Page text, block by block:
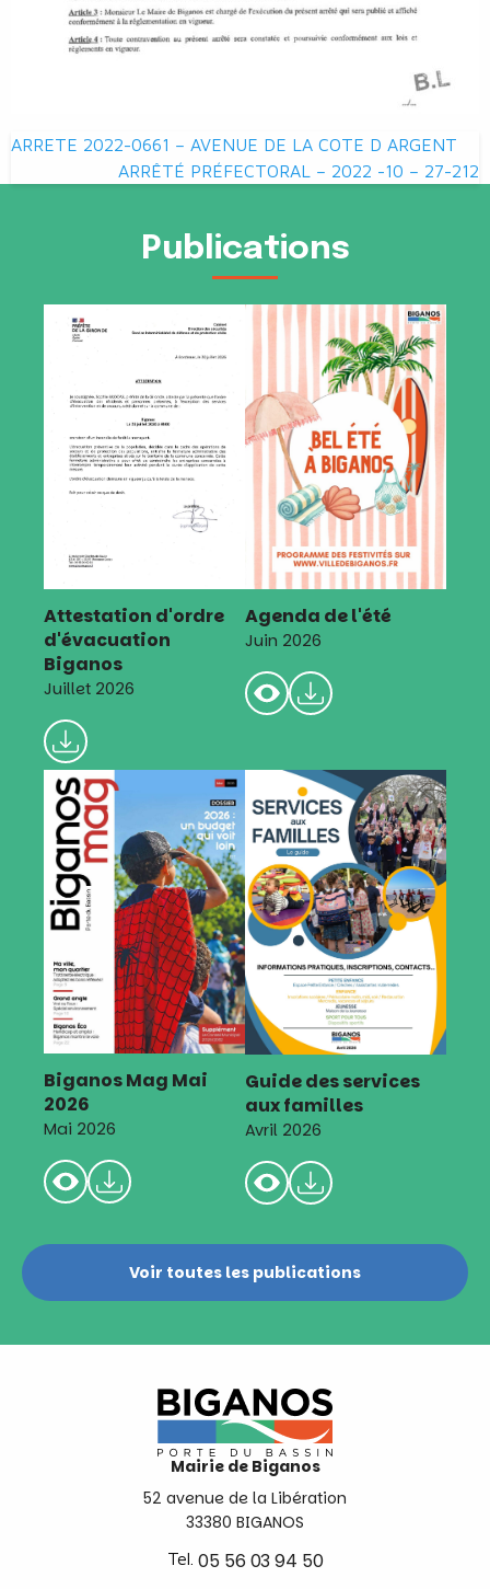
Navigation
de
ARRETE 2022-0661 – AVENUE DE LA COTE D ARGENT
ARRÊTÉ PRÉFECTORAL – 2022 -10 – 27-212
Publications
Attestation d'ordre
d'évacuation
Biganos
Juillet 2026
Agenda de l'été
Juin 2026
Biganos Mag Mai
2026
Mai 2026
Guide des services
aux familles
Avril 2026
Voir toutes les publications
Mairie de Biganos
52 avenue de la Libération
33380 BIGANOS
Tel. 05 56 03 94 50